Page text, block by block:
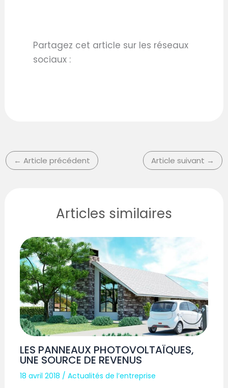
Partagez cet article sur les réseaux
sociaux :
← Article précédent Article suivant →
Articles similaires
LES PANNEAUX PHOTOVOLTAÏQUES,
UNE SOURCE DE REVENUS
18 avril 2018 /Actualités de l’entreprise